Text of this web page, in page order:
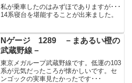
私が乗車したのはみずほでありますが･･･
14系寝台を堪能することが出来ました。
Nゲージ 1289 －まあるい橙の
武蔵野線－
東京メガループ武蔵野線です。低運の103
系が元気だったころが懐かしいです。セ
ンゴックの実車見たかったです･･･